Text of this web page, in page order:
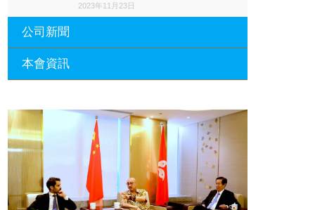
2023年11月23日
公司新聞
一带一路经贸合作与空气制水产业发
2023年11月23日
埃及总领事会晤拿督斯里吴罡豪 促一
带一路经贸合作与空气制水产业发展
2023年11月23日
拿督斯里吴罡豪晤土耳其总领事 促一
本會資訊
長瑚蒞臨 天泉鼎豐深圳總部及國際標
量波量子研究院
2021年12月10日
標量波光量子導入系統聯合國總部拿
督斯裏吳達鎔教授首發
2021年12月10日